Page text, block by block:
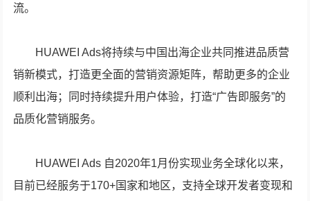
流。
HUAWEI Ads将持续与中国出海企业共同推进品质营
销新模式，打造更全面的营销资源矩阵，帮助更多的企业
顺利出海；同时持续提升用户体验，打造“广告即服务”的
品质化营销服务。
HUAWEI Ads 自2020年1月份实现业务全球化以来，
目前已经服务于170+国家和地区，支持全球开发者变现和